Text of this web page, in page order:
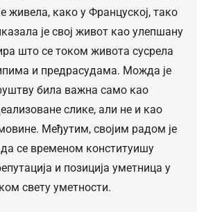
живела, како у Француској, тако
је свој живот као улепшану
што се током живота сусрела
и предрасудама. Можда је
била важна само као
слике, али не и као
Међутим, својим радом је
се временом конституишу
и позиција уметница у
свету уметности.